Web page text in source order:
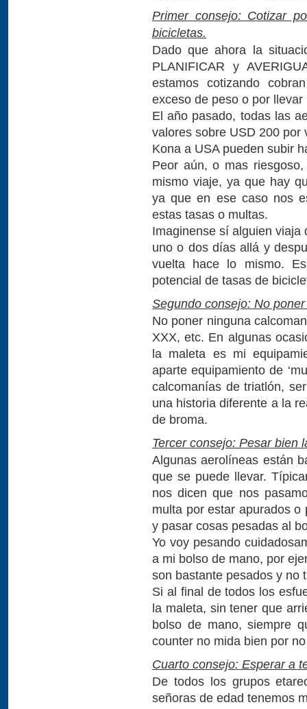
Primer consejo: Cotizar
bicicletas.
Dado que ahora la
PLANIFICAR y
estamos cotizando
exceso de peso o por llevar
El año pasado, todas las
valores sobre USD 200 por
Kona a USA pueden subir
Peor aún, o mas
mismo viaje, ya que hay
ya que en ese caso nos
estas tasas o multas.
Imaginense sí alguien viaja
uno o dos días allá y
vuelta hace lo mismo.
potencial de tasas de
Segundo consejo: No
No poner ninguna
XXX, etc. En algunas
la maleta es mi
aparte equipamiento de
calcomanías de triatlón,
una historia diferente a la
de broma.
Tercer consejo: Pesar bien
Algunas aerolíneas están
que se puede llevar.
nos dicen que nos
multa por estar apurados
y pasar cosas pesadas al
Yo voy pesando
a mi bolso de mano, por
son bastante pesados y no
Si al final de todos los
la maleta, sin tener que
bolso de mano, siempre
counter no mida bien por
Cuarto consejo: Esperar a
De todos los grupos
señoras de edad tenemos